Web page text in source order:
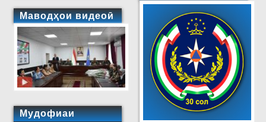
Маводҳои видеоӣ
Мудофиаи